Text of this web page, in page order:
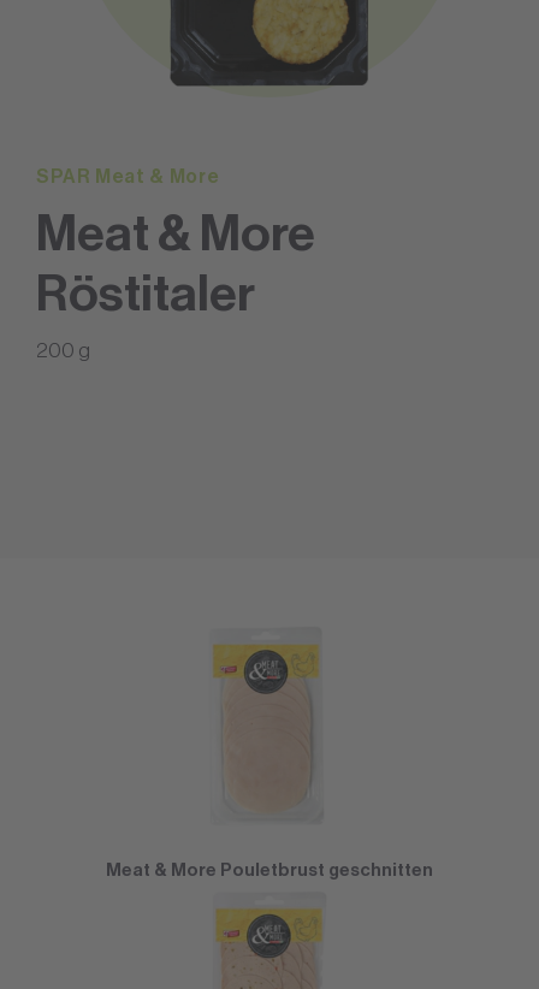
SPAR Meat & More
Meat & More
Röstitaler
200 g
Meat & More Pouletbrust geschnitten